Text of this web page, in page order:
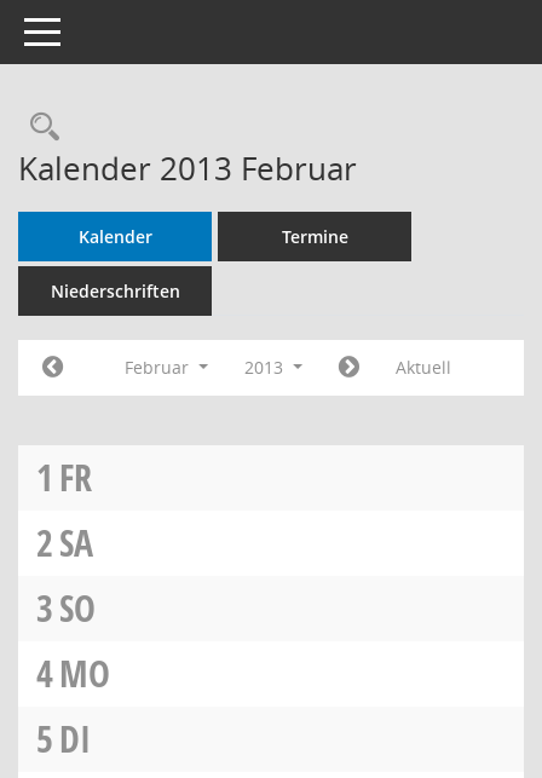
Toggle navigation
Rechercheauswahl
Kalender 2013 Februar
Kalender Termine
Niederschriften
Februar 2013 Aktuell
1 FR
2SA
3SO
4MO
5DI